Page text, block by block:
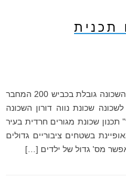
תכנית
נאות עובדיה -דרום תכנית לה/170/6 השכונה גובלת בכביש 200 המחבר
עם כביש 40 ממערב לשכונה שכונת נווה דורון השכונה
שכונת מגורים חרדית בעיר
השכונה מאופיינת בשטחים ציבוריים גדולים
מס' גדול של ילדים […]